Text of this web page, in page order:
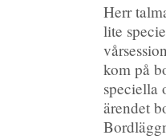
Herr
lite
kom på
speciella
ärendet